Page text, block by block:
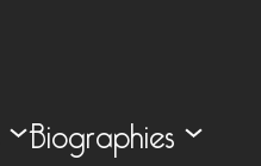
Biographies